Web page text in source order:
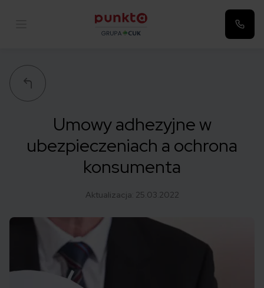
Umowy adhezyjne w
ubezpieczeniach a ochrona
konsumenta
Aktualizacja: 25.03.2022